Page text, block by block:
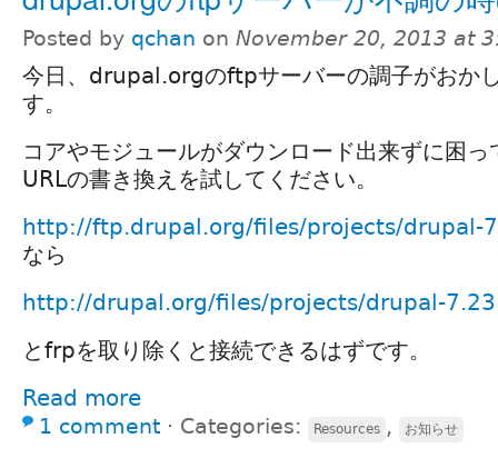
Posted by qchan on November 20, 2013 at
今日、drupal.orgのftpサーバーの調子がおか
す。
コアやモジュールがダウンロード出来ずに困っ
URLの書き換えを試してください。
http://ftp.drupal.org/files/projects/drupal-
なら
http://drupal.org/files/projects/drupal-
とfrpを取り除くと接続できるはずです。
Read more
1 comment ⋅ Categories: Resources , お知らせ